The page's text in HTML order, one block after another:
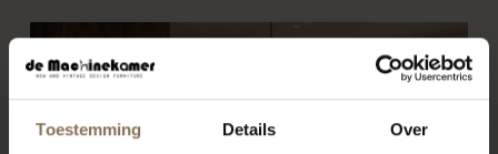
Toestemming Details Over